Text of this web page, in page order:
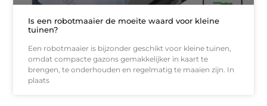
Is een robotmaaier de moeite waard voor kleine
tuinen?
Een robotmaaier is bijzonder geschikt voor kleine tuinen,
omdat compacte gazons gemakkelijker in kaart te
brengen, te onderhouden en regelmatig te maaien zijn. In
plaats